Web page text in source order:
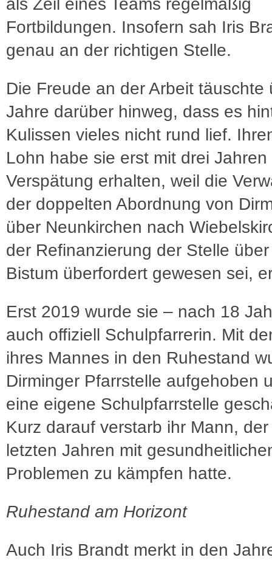
als Zeil eines Teams regelmäßig
Fortbildungen. Insofern sah Iris
genau an der richtigen Stelle.
Die Freude an der Arbeit täuschte
Jahre darüber hinweg, dass es
Kulissen vieles nicht rund lief.
Lohn habe sie erst mit drei Jahren
Verspätung erhalten, weil die
der doppelten Abordnung von
über Neunkirchen nach
der Refinanzierung der Stelle
Bistum überfordert gewesen sei,
Erst 2019 wurde sie – nach 18
auch offiziell Schulpfarrerin. Mit
ihres Mannes in den Ruhestand
Dirminger Pfarrstelle aufgehoben
eine eigene Schulpfarrstelle
Kurz darauf verstarb ihr Mann,
letzten Jahren mit
Problemen zu kämpfen hatte.
Ruhestand am Horizont
Auch Iris Brandt merkt in den